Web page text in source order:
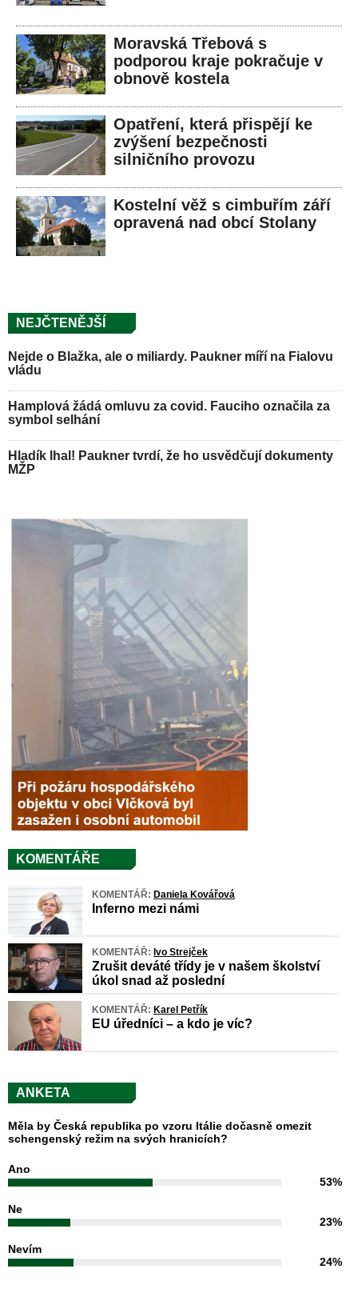
Moravská Třebová s
podporou kraje pokračuje v
obnově kostela
Opatření, která přispějí ke
zvýšení bezpečnosti
silničního provozu
Kostelní věž s cimbuřím září
opravená nad obcí Stolany
NEJČTENĚJŠÍ
Nejde o Blažka, ale o miliardy. Paukner míří na Fialovu
vládu
Hamplová žádá omluvu za covid. Fauciho označila za
symbol selhání
Hladík lhal! Paukner tvrdí, že ho usvědčují dokumenty
MŽP
KOMENTÁŘE
KOMENTÁŘ: Daniela Kovářová
Inferno mezi námi
KOMENTÁŘ: Ivo Strejček
Zrušit deváté třídy je v našem školství
úkol snad až poslední
KOMENTÁŘ: Karel Petřík
EU úředníci – a kdo je víc?
ANKETA
Měla by Česká republika po vzoru Itálie dočasně omezit
schengenský režim na svých hranicích?
Ano
53%
Ne
23%
Nevím
24%